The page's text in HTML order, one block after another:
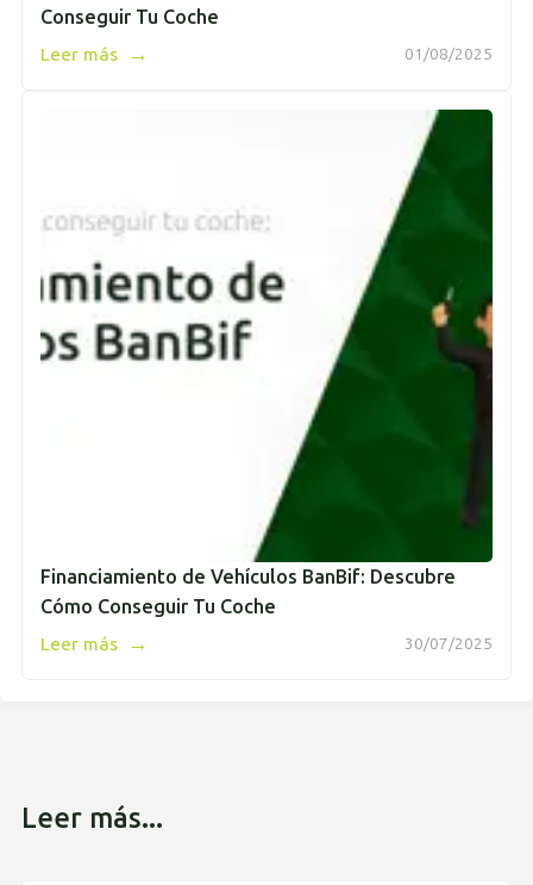
Conseguir Tu Coche
01/08/2025
Leer más →
Financiamiento de Vehículos BanBif: Descubre
Cómo Conseguir Tu Coche
30/07/2025
Leer más →
Leer más...